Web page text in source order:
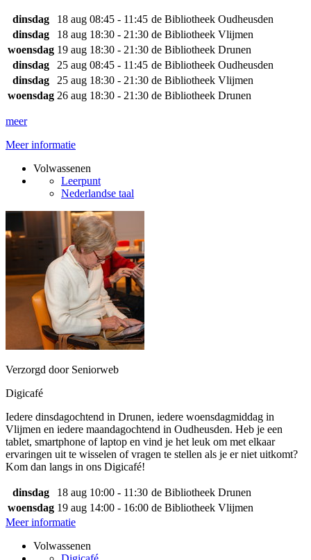
dinsdag 18 aug 08:45 - 11:45 de Bibliotheek Oudheusden
dinsdag
18 aug 18:30 - 21:30 de Bibliotheek Vlijmen
woensdag 19 aug 18:30 - 21:30 de Bibliotheek Drunen
dinsdag
25 aug 08:45 - 11:45 de Bibliotheek Oudheusden
dinsdag
25 aug 18:30 - 21:30 de Bibliotheek Vlijmen
woensdag 26 aug 18:30 - 21:30 de Bibliotheek Drunen
meer
Meer informatie
Volwassenen
Leerpunt
Nederlandse taal
Verzorgd door Seniorweb
Digicafé
Iedere dinsdagochtend in Drunen, iedere woensdagmiddag in
Vlijmen en iedere maandagochtend in Oudheusden. Heb je een
tablet, smartphone of laptop en vind je het leuk om met elkaar
ervaringen uit te wisselen of vragen te stellen als je er niet uitkomt?
Kom dan langs in ons Digicafé!
dinsdag 18 aug 10:00 - 11:30 de Bibliotheek Drunen
woensdag 19 aug 14:00 - 16:00 de Bibliotheek Vlijmen
Meer informatie
Volwassenen